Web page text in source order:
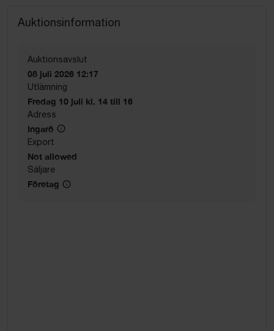
Auktionsinformation
Auktionsavslut
08 juli 2026 12:17
Utlämning
Fredag 10 juli kl. 14 till 16
Adress
Ingarö
Export
Not allowed
Säljare
Företag